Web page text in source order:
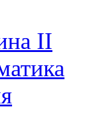
II